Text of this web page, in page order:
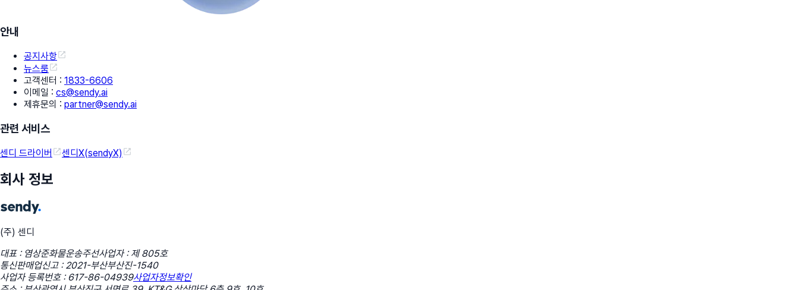
안내
공지사항
뉴스룸
고객센터 : 1833-6606
이메일 : cs@sendy.ai
제휴문의 : partner@sendy.ai
관련 서비스
센디 드라이버 센디X(sendyX)
회사 정보
(주) 센디
대표 : 염상준화물운송주선사업자 : 제 805호
통신판매업신고 : 2021-부산부산진-1540
사업자 등록번호 : 617-86-04939사업자정보확인